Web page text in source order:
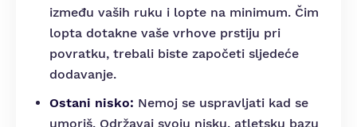
između vaših ruku i lopte na minimum. Čim
lopta dotakne vaše vrhove prstiju pri
povratku, trebali biste započeti sljedeće
dodavanje.
Ostani nisko: Nemoj se uspravljati kad se
umoriš. Održavaj svoju nisku, atletsku bazu